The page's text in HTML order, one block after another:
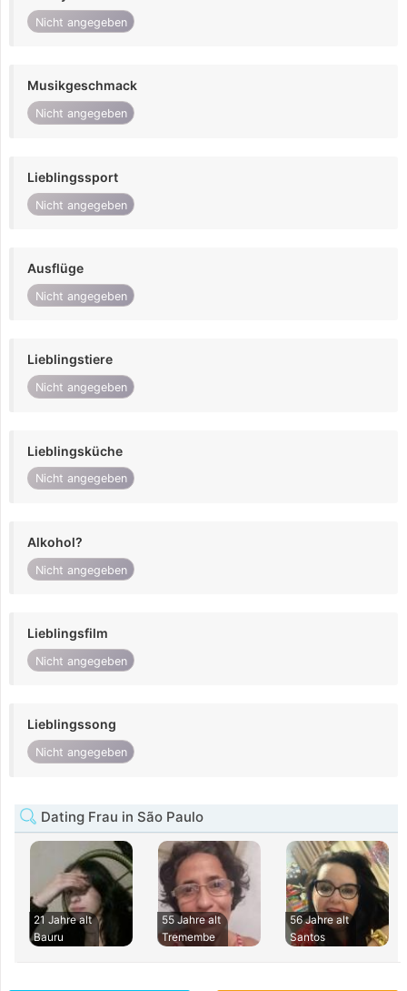
Nicht angegeben
Musikgeschmack
Nicht angegeben
Lieblingssport
Nicht angegeben
Ausflüge
Nicht angegeben
Lieblingstiere
Nicht angegeben
Lieblingsküche
Nicht angegeben
Alkohol?
Nicht angegeben
Lieblingsfilm
Nicht angegeben
Lieblingssong
Nicht angegeben
Dating Frau in São Paulo
21 Jahre alt
Bauru
55 Jahre alt
Tremembe
56 Jahre alt
Santos